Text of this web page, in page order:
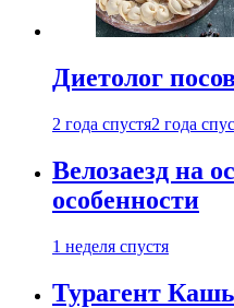
Диетолог
2 года спустя2 года
Велозаезд на
особенности
1 неделя спустя
Турагент